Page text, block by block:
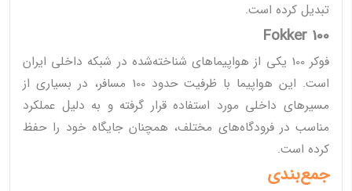
تبدیل کرده است.
Fokker 100
فوکر 100 یکی از هواپیماهای شناخته‌شده در شبکه داخلی ایران
است. این هواپیما با ظرفیت حدود 100 مسافر، در بسیاری از
مسیرهای داخلی مورد استفاده قرار گرفته و به دلیل عملکرد
مناسب در فرودگاه‌های مختلف، همچنان جایگاه خود را حفظ
کرده است.
جمع‌بندی